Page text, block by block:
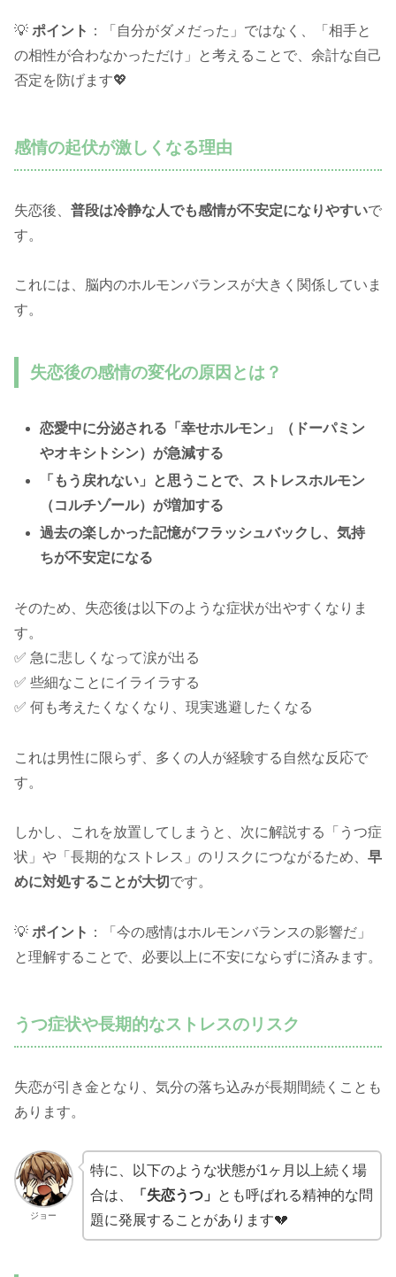
💡 ポイント ：「自分がダメだった」ではなく、「相手と
の相性が合わなかっただけ」と考えることで、余計な自己
否定を防げます💖
感情の起伏が激しくなる理由
失恋後、 普段は冷静な人でも感情が不安定になりやすいで
す。
これには、脳内のホルモンバランスが大きく関係していま
す。
失恋後の感情の変化の原因とは？
恋愛中に分泌される「幸せホルモン」（ドーパミン
やオキシトシン）が急減する
「もう戻れない」と思うことで、ストレスホルモン
（コルチゾール）が増加する
過去の楽しかった記憶がフラッシュバックし、気持
ちが不安定になる
そのため、失恋後は以下のような症状が出やすくなりま
す。
✅ 急に悲しくなって涙が出る
✅ 些細なことにイライラする
✅ 何も考えたくなくなり、現実逃避したくなる
これは男性に限らず、多くの人が経験する自然な反応で
す。
しかし、これを放置してしまうと、次に解説する「うつ症
状」や「長期的なストレス」のリスクにつながるため、 早
めに対処することが大切 です。
💡 ポイント ：「今の感情はホルモンバランスの影響だ」
と理解することで、必要以上に不安にならずに済みます。
うつ症状や長期的なストレスのリスク
失恋が引き金となり、気分の落ち込みが長期間続くことも
あります。
ジョー
特に、以下のような状態が1ヶ月以上続く場
合は、
「失恋うつ」
とも呼ばれる精神的な問
題に発展することがあります💔